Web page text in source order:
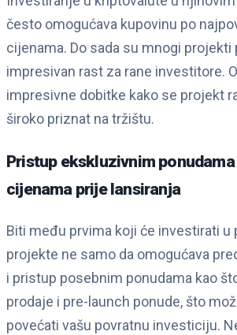
često omogućava kupovinu po
cijenama. Do sada su mnogi projekti
impresivan rast za rane investitore.
impresivne dobitke kako se projekt
široko priznat na tržištu.
Pristup ekskluzivnim
cijenama prije lansiranja
Biti među prvima koji će investirati u
projekte ne samo da omogućava
i pristup posebnim ponudama kao
prodaje i pre-launch ponude, što
povećati vašu povratnu investiciju.